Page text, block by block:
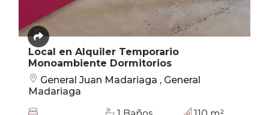
Local en Alquiler Temporario
Monoambiente Dormitorios
General Juan Madariaga , General
Madariaga